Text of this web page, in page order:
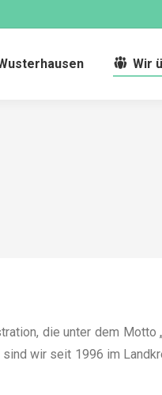
Wir
die unter dem Motto
wir seit 1996 im